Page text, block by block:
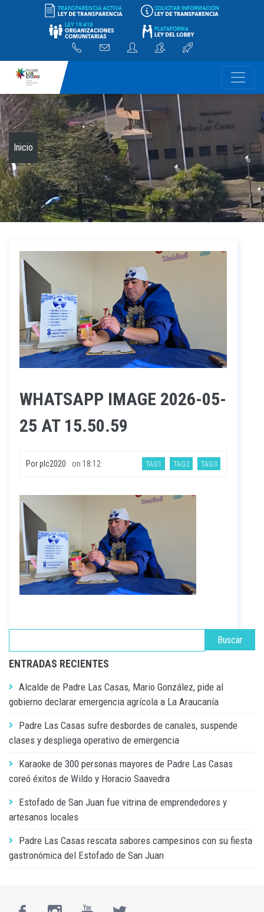
-
Inicio
WHATSAPP IMAGE 2026-05-
25 AT 15.50.59
Porplc2020 on 18:12 TAG1 TAG2 TAG3
ENTRADAS RECIENTES
Alcalde de Padre Las Casas, Mario González, pide al
gobierno declarar emergencia agrícola a La Araucanía
Padre Las Casas sufre desbordes de canales, suspende
clases y despliega operativo de emergencia
Karaoke de 300 personas mayores de Padre Las Casas
coreó éxitos de Wildo y Horacio Saavedra
Estofado de San Juan fue vitrina de emprendedores y
artesanos locales
Padre Las Casas rescata sabores campesinos con su fiesta
gastronómica del Estofado de San Juan